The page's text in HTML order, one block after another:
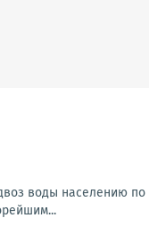
воды населению по